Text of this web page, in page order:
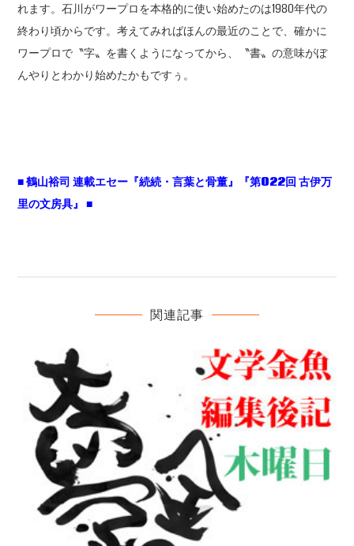
れます。石川がワープロを本格的に使い始めたのは1980年代の
終わり頃からです。考えてみればほんの最近のことで、確かに
ワープロで〝字〟を書くようになってから、〝書〟の意味がぼ
んやりとわかり始めたかもですぅ。
■ 鶴山裕司 連載エセー『続続・言葉と骨董』『第022回 古伊万
里の文房具』 ■
関連記事